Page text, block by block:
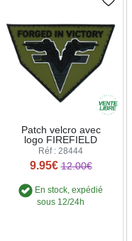
Patch velcro avec
logo FIREFIELD
Réf : 28444
9.95€ 12.00€
En stock, expédié
sous 12/24h